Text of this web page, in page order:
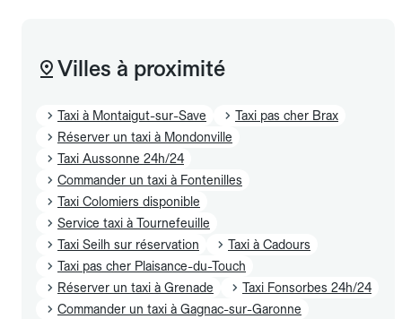
Villes à proximité
Taxi à Montaigut-sur-Save
Taxi pas cher Brax
Réserver un taxi à Mondonville
Taxi Aussonne 24h/24
Commander un taxi à Fontenilles
Taxi Colomiers disponible
Service taxi à Tournefeuille
Taxi Seilh sur réservation
Taxi à Cadours
Taxi pas cher Plaisance-du-Touch
Réserver un taxi à Grenade
Taxi Fonsorbes 24h/24
Commander un taxi à Gagnac-sur-Garonne